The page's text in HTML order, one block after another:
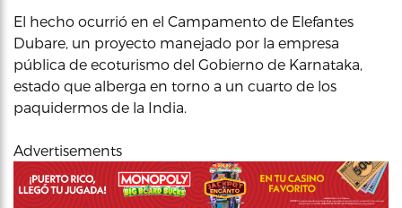
El hecho ocurrió en el Campamento de Elefantes
Dubare, un proyecto manejado por la empresa
pública de ecoturismo del Gobierno de Karnataka,
estado que alberga en torno a un cuarto de los
paquidermos de la India.
Advertisements